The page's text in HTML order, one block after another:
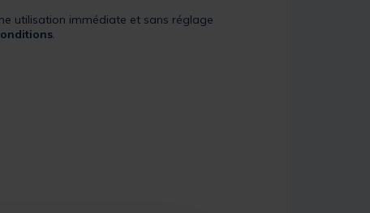
utilisation immédiate et sans réglage
.